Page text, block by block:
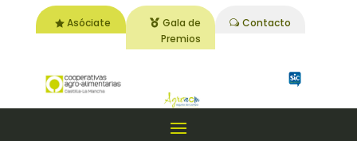
Asóciate
Gala de
Premios
Contacto